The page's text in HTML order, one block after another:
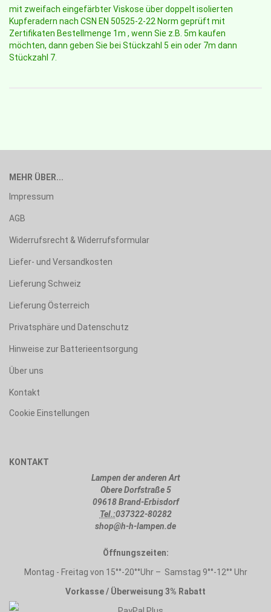
mit zweifach eingefärbter Viskose über doppelt isolierten
Kupferadern nach CSN EN 50525-2-22 Norm geprüft mit
Zertifikaten Bestellmenge 1m , wenn Sie z.B. 5m kaufen
möchten, dann geben Sie bei Stückzahl 5 ein oder 7m dann
Stückzahl 7.
MEHR ÜBER...
Impressum
AGB
Widerrufsrecht & Widerrufsformular
Liefer- und Versandkosten
Lieferung Schweiz
Lieferung Österreich
Privatsphäre und Datenschutz
Hinweise zur Batterieentsorgung
Über uns
Kontakt
Cookie Einstellungen
KONTAKT
Lampen der anderen Art
Obere Dorfstraße 5
09618 Brand-Erbisdorf
Tel.:037322-80282
shop@h-h-lampen.de
Öffnungszeiten:
Montag - Freitag von 15°°-20°°Uhr – Samstag 9°°-12°° Uhr
Vorkasse / Überweisung 3% Rabatt